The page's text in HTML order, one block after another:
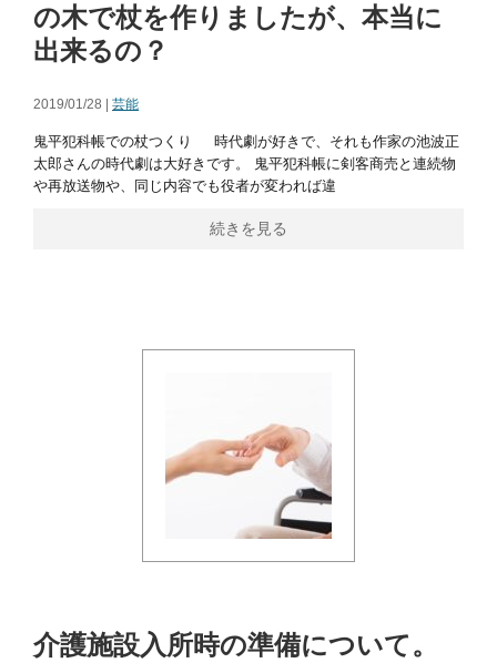
の木で杖を作りましたが、本当に
出来るの？
2019/01/28 | 芸能
鬼平犯科帳での杖つくり 時代劇が好きで、それも作家の池波正
太郎さんの時代劇は大好きです。 鬼平犯科帳に剣客商売と連続物
や再放送物や、同じ内容でも役者が変われば違
続きを見る
介護施設入所時の準備について。